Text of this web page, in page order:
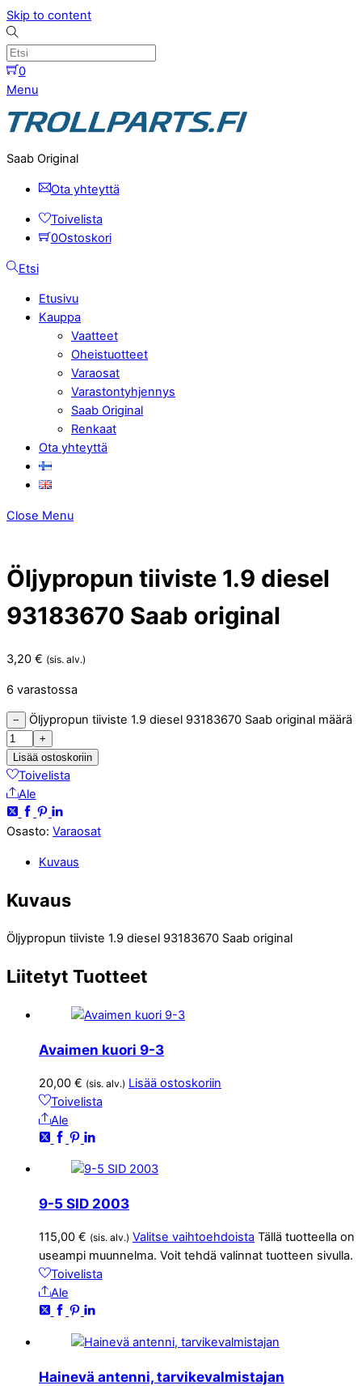
Skip to content
0
Menu
Saab Original
Ota yhteyttä
Toivelista
0Ostoskori
Etsi
Etusivu
Kauppa
Vaatteet
Oheistuotteet
Varaosat
Varastontyhjennys
Saab Original
Renkaat
Ota yhteyttä
Close Menu
Öljypropun tiiviste 1.9 diesel
93183670 Saab original
3,20 € (sis. alv.)
6 varastossa
− Öljypropun tiiviste 1.9 diesel 93183670 Saab original määrä
+
Lisää ostoskoriin
Toivelista
Ale
Osasto: Varaosat
Kuvaus
Kuvaus
Öljypropun tiiviste 1.9 diesel 93183670 Saab original
Liitetyt Tuotteet
Avaimen kuori 9-3
20,00 € (sis. alv.) Lisää ostoskoriin
Toivelista
Ale
9-5 SID 2003
115,00 € (sis. alv.) Valitse vaihtoehdoista Tällä tuotteella on
useampi muunnelma. Voit tehdä valinnat tuotteen sivulla.
Toivelista
Ale
Hainevä antenni, tarvikevalmistajan